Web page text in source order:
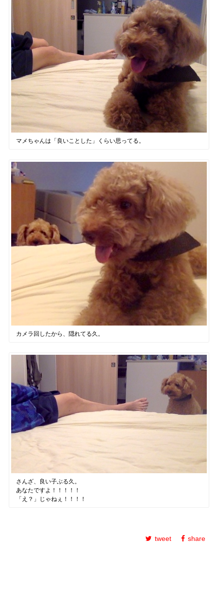
マメちゃんは「良いことした」くらい思ってる。
カメラ回したから、隠れてる久。
さんざ、良い子ぶる久。
あなたですよ！！！！！
「え？」じゃねぇ！！！！
tweet share